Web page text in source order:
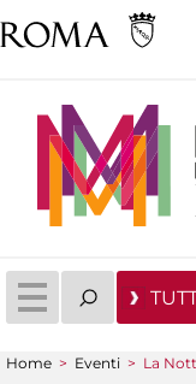
Home > Eventi > La